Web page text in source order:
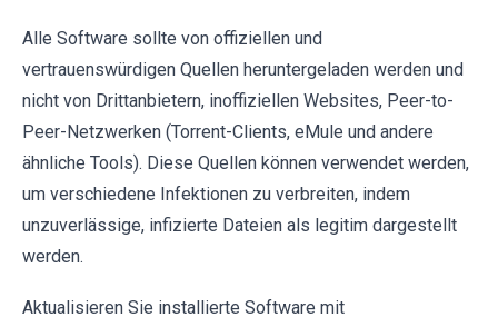
Alle Software sollte von offiziellen und
vertrauenswürdigen Quellen heruntergeladen werden und
nicht von Drittanbietern, inoffiziellen Websites, Peer-to-
Peer-Netzwerken (Torrent-Clients, eMule und andere
ähnliche Tools). Diese Quellen können verwendet werden,
um verschiedene Infektionen zu verbreiten, indem
unzuverlässige, infizierte Dateien als legitim dargestellt
werden.
Aktualisieren Sie installierte Software mit